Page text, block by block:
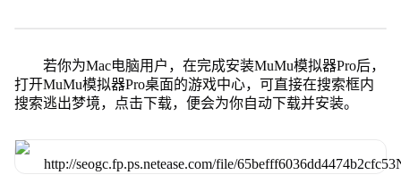
若你为Mac电脑用户，在完成安装MuMu模拟器Pro后，
打开MuMu模拟器Pro桌面的游戏中心，可直接在搜索框内
搜索逃出梦境，点击下载，便会为你自动下载并安装。